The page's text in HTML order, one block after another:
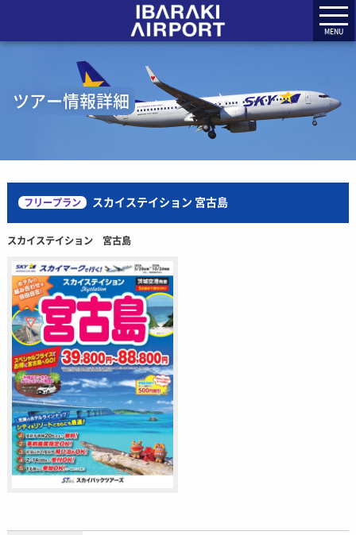
MENU
ツアー情報詳細
フリープラン スカイステイション 宮古島
スカイステイション 宮古島